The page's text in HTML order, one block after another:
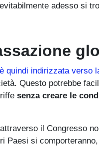
adesso si
quindi indirizzata verso
Questo potrebbe
senza creare le
il Congresso
Paesi si